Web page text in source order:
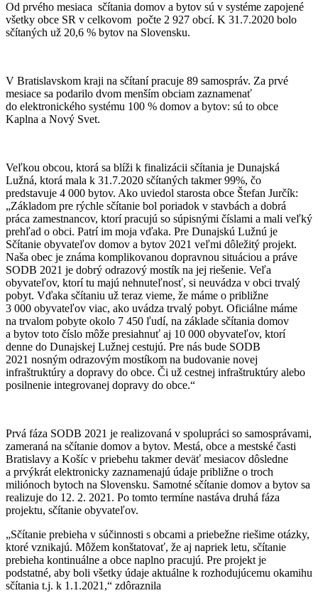
Od prvého mesiaca sčítania domov a bytov sú v systéme zapojené
všetky obce SR v celkovom počte 2 927 obcí. K 31.7.2020 bolo
sčítaných už 20,6 % bytov na Slovensku.
V Bratislavskom kraji na sčítaní pracuje 89 samospráv. Za prvé
mesiace sa podarilo dvom menším obciam zaznamenať
do elektronického systému 100 % domov a bytov: sú to obce
Kaplna a Nový Svet.
Veľkou obcou, ktorá sa blíži k finalizácii sčítania je Dunajská
Lužná, ktorá mala k 31.7.2020 sčítaných takmer 99%, čo
predstavuje 4 000 bytov. Ako uviedol starosta obce Štefan Jurčík:
„Základom pre rýchle sčítanie bol poriadok v stavbách a dobrá
práca zamestnancov, ktorí pracujú so súpisnými číslami a mali veľký
prehľad o obci. Patrí im moja vďaka. Pre Dunajskú Lužnú je
Sčítanie obyvateľov domov a bytov 2021 veľmi dôležitý projekt.
Naša obec je známa komplikovanou dopravnou situáciou a práve
SODB 2021 je dobrý odrazový mostík na jej riešenie. Veľa
obyvateľov, ktorí tu majú nehnuteľnosť, si neuvádza v obci trvalý
pobyt. Vďaka sčítaniu už teraz vieme, že máme o približne
3 000 obyvateľov viac, ako uvádza trvalý pobyt. Oficiálne máme
na trvalom pobyte okolo 7 450 ľudí, na základe sčítania domov
a bytov toto číslo môže presiahnuť aj 10 000 obyvateľov, ktorí
denne do Dunajskej Lužnej cestujú. Pre nás bude SODB
2021 nosným odrazovým mostíkom na budovanie novej
infraštruktúry a dopravy do obce. Či už cestnej infraštruktúry alebo
posilnenie integrovanej dopravy do obce.“
Prvá fáza SODB 2021 je realizovaná v spolupráci so samosprávami,
zameraná na sčítanie domov a bytov. Mestá, obce a mestské časti
Bratislavy a Košíc v priebehu takmer deväť mesiacov dôsledne
a prvýkrát elektronicky zaznamenajú údaje približne o troch
miliónoch bytoch na Slovensku. Samotné sčítanie domov a bytov sa
realizuje do 12. 2. 2021. Po tomto termíne nastáva druhá fáza
projektu, sčítanie obyvateľov.
„Sčítanie prebieha v súčinnosti s obcami a priebežne riešime otázky,
ktoré vznikajú. Môžem konštatovať, že aj napriek letu, sčítanie
prebieha kontinuálne a obce naplno pracujú. Pre projekt je
podstatné, aby boli všetky údaje aktuálne k rozhodujúcemu okamihu
sčítania t.j. k 1.1.2021,“ zdôraznila